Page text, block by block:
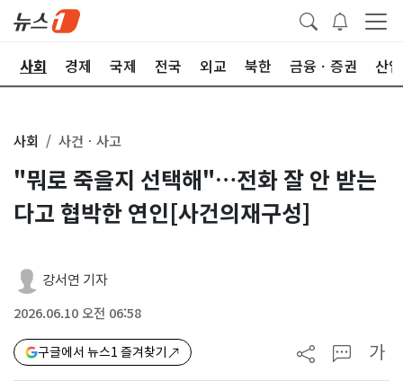
사회 경제 국제 전국 외교 북한 금융ㆍ증권 산업
사회 사건ㆍ사고
"뭐로 죽을지 선택해"…전화 잘 안 받는
다고 협박한 연인[사건의재구성]
강서연 기자
2026.06.10 오전 06:58
구글에서 뉴스1 즐겨찾기 가